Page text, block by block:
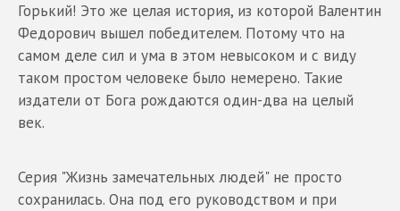
Горький! Это же целая история, из которой Валентин
Федорович вышел победителем. Потому что на
самом деле сил и ума в этом невысоком и с виду
таком простом человеке было немерено. Такие
издатели от Бога рождаются один-два на целый
век.
Серия "Жизнь замечательных людей" не просто
сохранилась. Она под его руководством и при